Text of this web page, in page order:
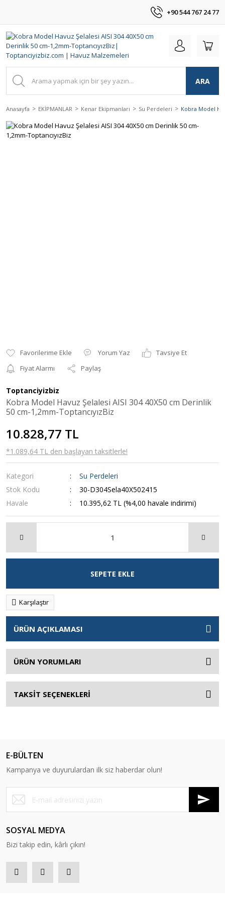
+90 544 767 24 77
ARA
Anasayfa EKİPMANLAR Kenar Ekipmanları Su Perdeleri Kobra Model
Yorum Yaz
Tavsiye Et
Fiyat Alarmı
Paylaş
Toptanciyizbiz
Kobra Model Havuz Şelalesi AISI 304 40X50 cm Derinlik
50 cm-1,2mm-ToptancıyızBiz
10.828,77 TL
*1.089,64 TL den başlayan taksitlerle!
Kategori
Su Perdeleri
Stok Kodu
30-D304Sela40X502415
Havale
10.395,62 TL (%4,00 havale indirimi)
SEPETE EKLE
Karşılaştır
ÜRÜN AÇIKLAMASI
ÜRÜN YORUMLARI
TAKSİT SEÇENEKLERİ
E-BÜLTEN
Kampanya ve duyurulardan ilk siz haberdar olun!
SOSYAL MEDYA
Bizi takip edin, kârlı çıkın!